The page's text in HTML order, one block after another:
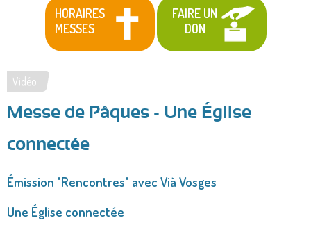
HORAIRES
MESSES
FAIRE UN
DON
Vous
êtes
ici
Vidéo
Messe de Pâques - Une Église
connectée
Émission "Rencontres" avec Vià Vosges
Une Église connectée